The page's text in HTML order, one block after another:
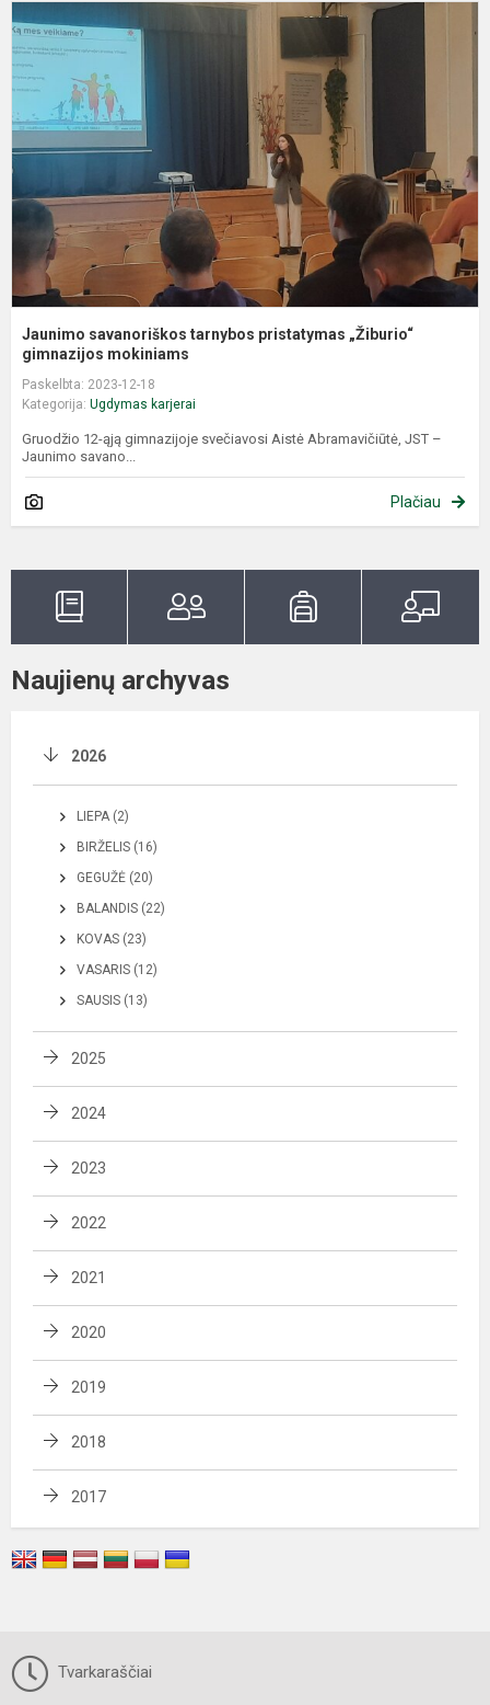
Jaunimo savanoriškos tarnybos pristatymas „Žiburio“
gimnazijos mokiniams
Paskelbta: 2023-12-18
Kategorija: Ugdymas karjerai
Gruodžio 12-ąją gimnazijoje svečiavosi Aistė Abramavičiūtė, JST –
Jaunimo savano...
Plačiau
Naujienų archyvas
2026
LIEPA (2)
BIRŽELIS (16)
GEGUŽĖ (20)
BALANDIS (22)
KOVAS (23)
VASARIS (12)
SAUSIS (13)
2025
2024
2023
2022
2021
2020
2019
2018
2017
Tvarkaraščiai